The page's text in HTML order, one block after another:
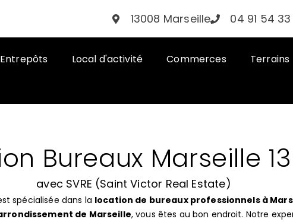
13008 Marseille 04 91 54
Entrepôts Local d'activité Commerces Terrains
Bureaux Marseille
avec SVRE (Saint Victor Real Estate)
spécialisée dans la location de bureaux professionnels à
de Marseille, vous êtes au bon endroit. Notre